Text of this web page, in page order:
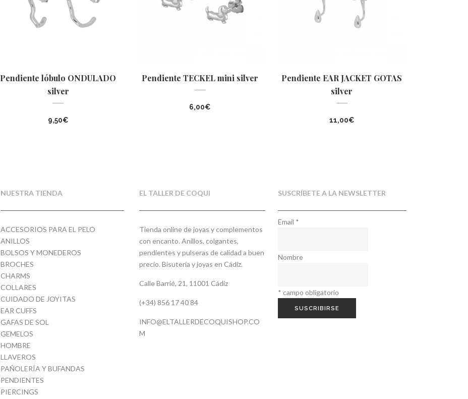
Pendiente lóbulo ONDULADO
silver
9,50€
Pendiente TECKEL mini silver
6,00€
Pendiente EAR JACKET GOTAS
silver
11,00€
NUESTRA TIENDA
ACCESORIOS PARA EL PELO
ANILLOS
BOLSOS Y MONEDEROS
BROCHES
CHARMS
COLLARES
CUIDADO DE JOYITAS
EAR CUFFS
GAFAS DE SOL
GEMELOS
HOMBRE
LLAVEROS
PAÑOLERÍA Y BUFANDAS
PENDIENTES
PIERCINGS
EL TALLER DE COQUI
Tienda online de joyas y complementos
con encanto. Anillos, colgantes,
pendientes y pulseras de calidad a buen
precio. Bisutería y joyas en Cádiz.
Calle Barrié, 21, 11001 Cádiz
(+34) 856 17 40 84
INFO@ELTALLERDECOQUISHOP.CO
M
SUSCRÍBETE A LA NEWSLETTER
Email *
Nombre
* campo obligatorio